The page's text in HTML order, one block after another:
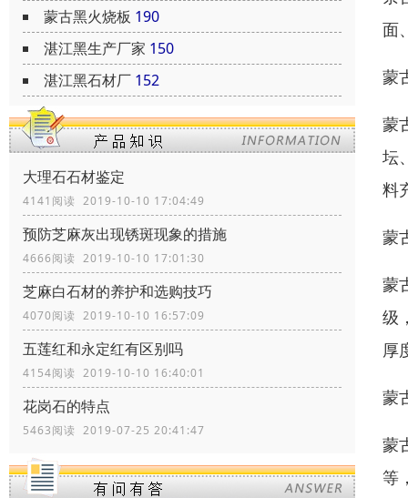
蒙古黑火烧板 190
湛江黑生产厂家 150
湛江黑石材厂 152
大理石石材鉴定
4141阅读 2019-10-10 17:04:49
预防芝麻灰出现锈斑现象的措施
4666阅读 2019-10-10 17:01:30
芝麻白石材的养护和选购技巧
4070阅读 2019-10-10 16:57:09
五莲红和永定红有区别吗
4154阅读 2019-10-10 16:40:01
花岗石的特点
5463阅读 2019-07-25 20:41:47
面
蒙
蒙
坛
料
蒙
蒙
级
厚
蒙
蒙
等